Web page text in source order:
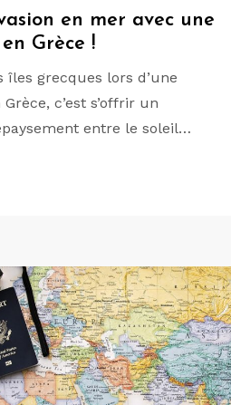
en mer avec une
Grèce !
îles grecques lors d’une
c’est s’offrir un
entre le soleil…